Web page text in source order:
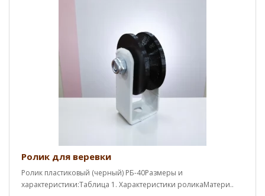
Ролик для веревки
Ролик пластиковый (черный) РБ-40Размеры и
характеристики:Таблица 1. Характеристики роликаМатери..